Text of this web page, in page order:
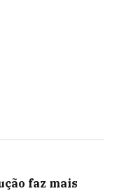
faz mais